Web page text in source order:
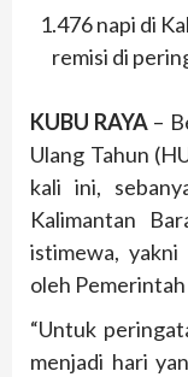
1.476 napi di
remisi di
KUBU RAYA –
Ulang Tahun
kali ini,
Kalimantan
istimewa,
oleh
“Untuk
menjadi hari